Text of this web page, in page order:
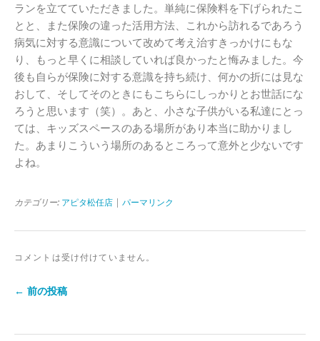
ランを立てていただきました。単純に保険料を下げられたこ
とと、また保険の違った活用方法、これから訪れるであろう
病気に対する意識について改めて考え治すきっかけにもな
り、もっと早くに相談していれば良かったと悔みました。今
後も自らが保険に対する意識を持ち続け、何かの折には見な
おして、そしてそのときにもこちらにしっかりとお世話にな
ろうと思います（笑）。あと、小さな子供がいる私達にとっ
ては、キッズスペースのある場所があり本当に助かりまし
た。あまりこういう場所のあるところって意外と少ないです
よね。
カテゴリー: アピタ松任店 パーマリンク
コメントは受け付けていません。
← 前の投稿